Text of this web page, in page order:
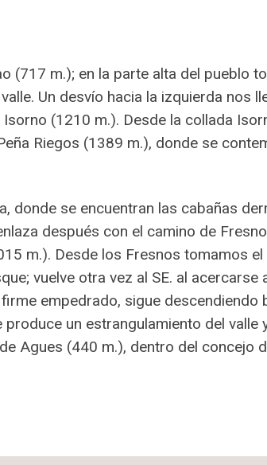
(717 m.); en la parte alta del pueblo
Un desvío hacia la izquierda nos
(1210 m.). Desde la collada
Riegos (1389 m.), donde se
donde se encuentran las cabañas
después con el camino de
m.). Desde los Fresnos tomamos
vuelve otra vez al SE. al
empedrado, sigue
un estrangulamiento del valle
Agues (440 m.), dentro del concejo